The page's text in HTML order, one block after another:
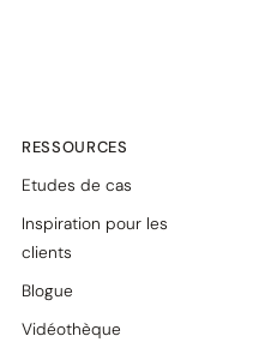
RESSOURCES
Etudes de cas
Inspiration pour les
clients
Blogue
Vidéothèque